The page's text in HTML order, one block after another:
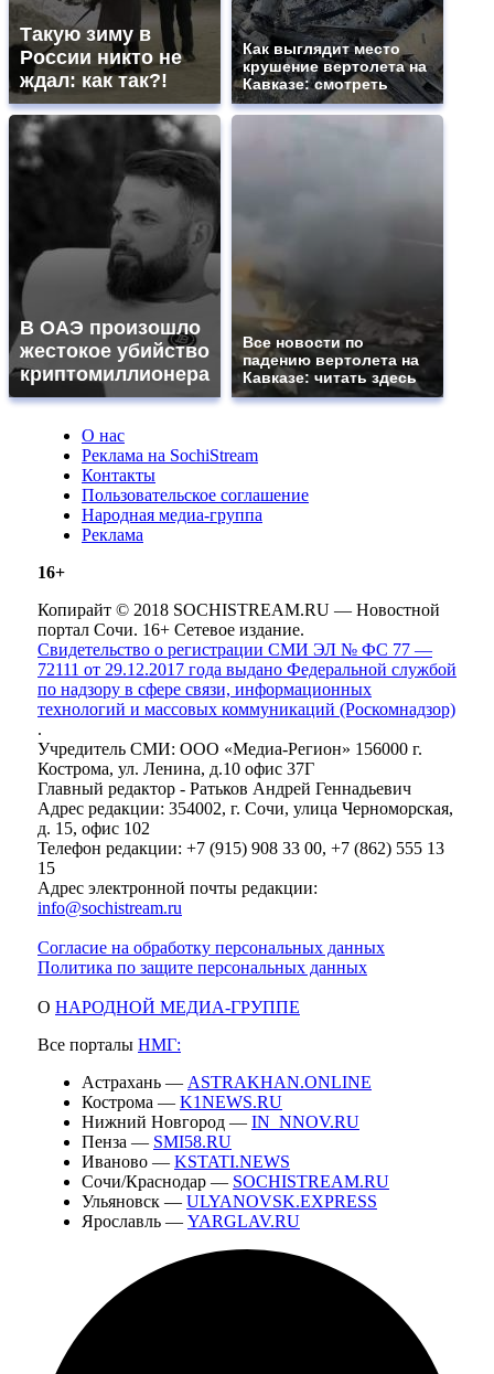
Такую зиму в
России никто не
ждал: как так?!
Как выглядит место
крушение вертолета на
Кавказе: смотреть
В ОАЭ произошло
жестокое убийство
криптомиллионера
Все новости по
падению вертолета на
Кавказе: читать здесь
О нас
Реклама на SochiStream
Контакты
Пользовательское соглашение
Народная медиа-группа
Реклама
16+
Копирайт © 2018 SOCHISTREAM.RU — Новостной
портал Сочи. 16+ Сетевое издание.
Свидетельство о регистрации СМИ ЭЛ № ФС 77 —
72111 от 29.12.2017 года выдано Федеральной службой
по надзору в сфере связи, информационных
технологий и массовых коммуникаций (Роскомнадзор)
.
Учредитель СМИ: ООО «Медиа-Регион» 156000 г.
Кострома, ул. Ленина, д.10 офис 37Г
Главный редактор - Ратьков Андрей Геннадьевич
Адрес редакции: 354002, г. Сочи, улица Черноморская,
д. 15, офис 102
Телефон редакции: +7 (915) 908 33 00, +7 (862) 555 13
15
Адрес электронной почты редакции:
info@sochistream.ru
Согласие на обработку персональных данных
Политика по защите персональных данных
О НАРОДНОЙ МЕДИА-ГРУППЕ
Все порталы НМГ:
Астрахань — ASTRAKHAN.ONLINE
Кострома — K1NEWS.RU
Нижний Новгород — IN_NNOV.RU
Пенза — SMI58.RU
Иваново — KSTATI.NEWS
Сочи/Краснодар — SOCHISTREAM.RU
Ульяновск — ULYANOVSK.EXPRESS
Ярославль — YARGLAV.RU